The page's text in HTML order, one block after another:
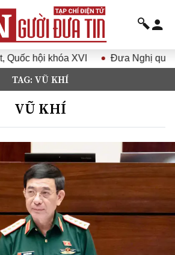
Đưa Nghị quyết Đại hội Đảng XIV vào
TAG: VŨ KHÍ
VŨ KHÍ